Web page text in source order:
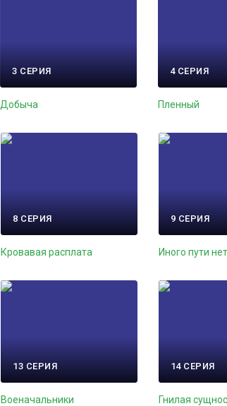
3 СЕРИЯ
Добыча
4 СЕРИЯ
Пленный
8 СЕРИЯ
Кровавая расплата
9 СЕРИЯ
Иного пути нет
13 СЕРИЯ
Военачальники
14 СЕРИЯ
Гнилая